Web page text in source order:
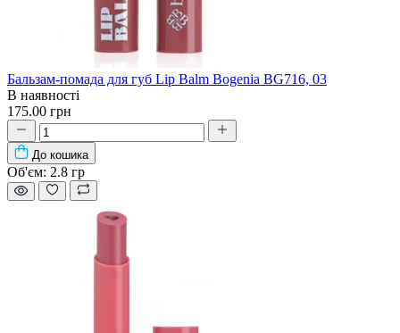
Бальзам-помада для губ Lip Balm Bogenia BG716, 03
В наявності
175.00 грн
До кошика
Об'єм: 2.8 гр